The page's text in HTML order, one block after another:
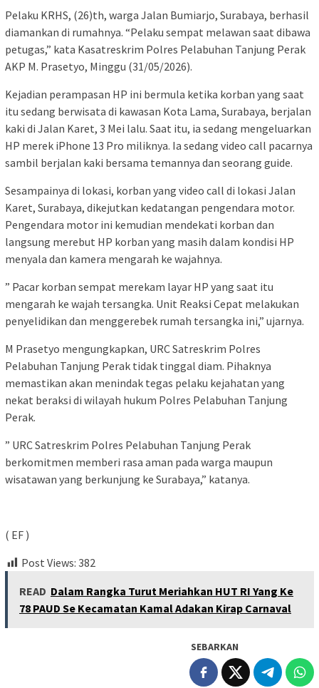
Pelaku KRHS, (26)th, warga Jalan Bumiarjo, Surabaya, berhasil
diamankan di rumahnya. “Pelaku sempat melawan saat dibawa
petugas,” kata Kasatreskrim Polres Pelabuhan Tanjung Perak
AKP M. Prasetyo, Minggu (31/05/2026).
Kejadian perampasan HP ini bermula ketika korban yang saat
itu sedang berwisata di kawasan Kota Lama, Surabaya, berjalan
kaki di Jalan Karet, 3 Mei lalu. Saat itu, ia sedang mengeluarkan
HP merek iPhone 13 Pro miliknya. Ia sedang video call pacarnya
sambil berjalan kaki bersama temannya dan seorang guide.
Sesampainya di lokasi, korban yang video call di lokasi Jalan
Karet, Surabaya, dikejutkan kedatangan pengendara motor.
Pengendara motor ini kemudian mendekati korban dan
langsung merebut HP korban yang masih dalam kondisi HP
menyala dan kamera mengarah ke wajahnya.
” Pacar korban sempat merekam layar HP yang saat itu
mengarah ke wajah tersangka. Unit Reaksi Cepat melakukan
penyelidikan dan menggerebek rumah tersangka ini,” ujarnya.
M Prasetyo mengungkapkan, URC Satreskrim Polres
Pelabuhan Tanjung Perak tidak tinggal diam. Pihaknya
memastikan akan menindak tegas pelaku kejahatan yang
nekat beraksi di wilayah hukum Polres Pelabuhan Tanjung
Perak.
” URC Satreskrim Polres Pelabuhan Tanjung Perak
berkomitmen memberi rasa aman pada warga maupun
wisatawan yang berkunjung ke Surabaya,” katanya.
( EF )
Post Views: 382
READ Dalam Rangka Turut Meriahkan HUT RI Yang Ke
78 PAUD Se Kecamatan Kamal Adakan Kirap Carnaval
SEBARKAN